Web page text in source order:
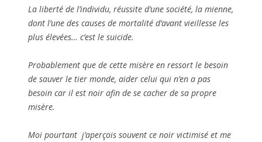
La liberté de l’individu, réussite d’une société, la mienne,
dont l’une des causes de mortalité d’avant vieillesse les
plus élevées… c’est le suicide.
Probablement que de cette misère en ressort le besoin
de sauver le tier monde, aider celui qui n’en a pas
besoin car il est noir afin de se cacher de sa propre
misère.
Moi pourtant j’aperçois souvent ce noir victimisé et me